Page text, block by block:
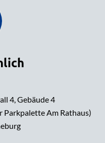
4, Gebäude 4
Parkpalette Am Rathaus)